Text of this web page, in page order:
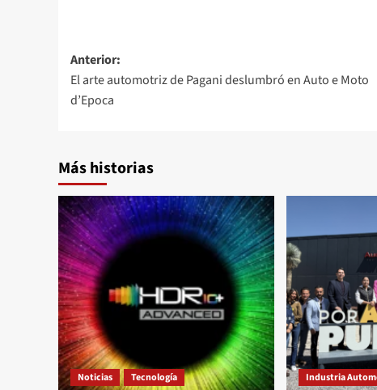
Navegación
de
entradas
Anterior:
El arte automotriz de Pagani deslumbró en Auto e Moto
d’Epoca
Más historias
Noticias Tecnología Industria